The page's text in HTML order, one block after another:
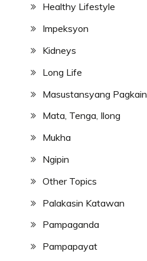
Healthy Lifestyle
Impeksyon
Kidneys
Long Life
Masustansyang Pagkain
Mata, Tenga, Ilong
Mukha
Ngipin
Other Topics
Palakasin Katawan
Pampaganda
Pampapayat